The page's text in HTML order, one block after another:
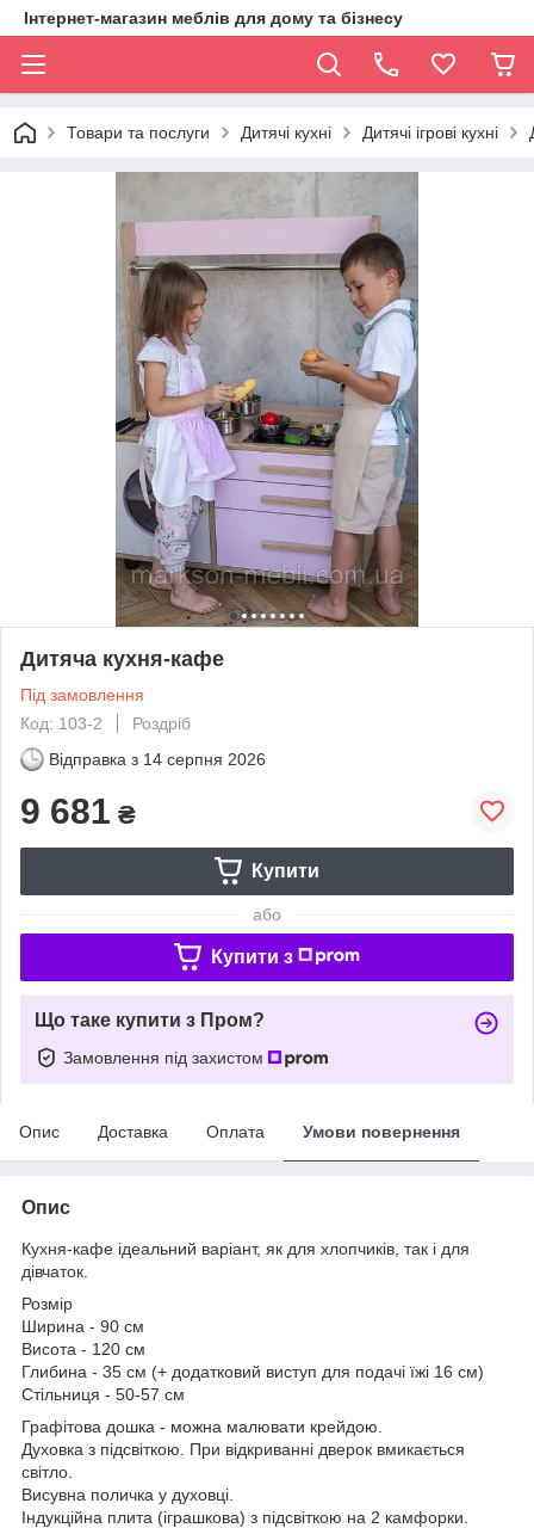
Інтернет-магазин меблів для дому та бізнесу
Товари та послуги Дитячі кухні Дитячі ігрові кухні
Дитяча кухня-кафе
Під замовлення
Код: 103-2
Роздріб
Відправка з 14 серпня 2026
9 681 ₴
Купити
або
Купити з
Що таке купити з Пром?
Замовлення під захистом
Опис Доставка Оплата Умови повернення
Опис
Кухня-кафе ідеальний варіант, як для хлопчиків, так і для
дівчаток.
Розмір
Ширина - 90 см
Висота - 120 см
Глибина - 35 см (+ додатковий виступ для подачі їжі 16 см)
Стільниця - 50-57 см
Графітова дошка - можна малювати крейдою.
Духовка з підсвіткою. При відкриванні дверок вмикається
світло.
Висувна поличка у духовці.
Індукційна плита (іграшкова) з підсвіткою на 2 камфорки.